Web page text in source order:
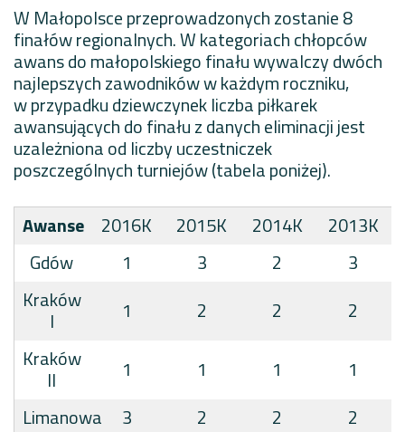
W Małopolsce przeprowadzonych zostanie 8
finałów regionalnych. W kategoriach chłopców
awans do małopolskiego finału wywalczy dwóch
najlepszych zawodników w każdym roczniku,
w przypadku dziewczynek liczba piłkarek
awansujących do finału z danych eliminacji jest
uzależniona od liczby uczestniczek
poszczególnych turniejów (tabela poniżej).
Awanse
2016K 2015K 2014K
2013K
Gdów
1 3 2
3
Kraków
I 1 2 2
2
Kraków
II 1 1 1
1
Limanowa
3 2 2
2